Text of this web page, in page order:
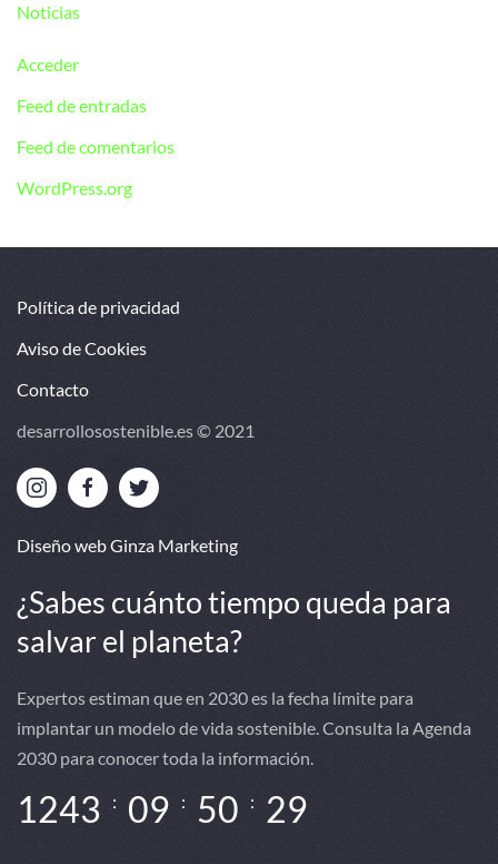
Noticias
Acceder
Feed de entradas
Feed de comentarios
WordPress.org
Política de privacidad
Aviso de Cookies
Contacto
desarrollosostenible.es © 2021
Diseño web Ginza Marketing
¿Sabes cuánto tiempo queda para
salvar el planeta?
Expertos estiman que en 2030 es la fecha límite para
implantar un modelo de vida sostenible. Consulta la Agenda
2030 para conocer toda la información.
1243 : 09 : 50 : 29